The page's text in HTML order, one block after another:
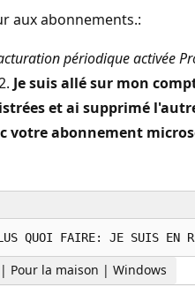
aux abonnements.:
périodique activée
Je suis allé sur mon
et ai supprimé
votre abonnement
Pour la maison | Windows